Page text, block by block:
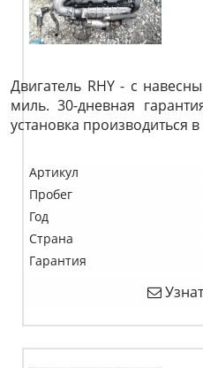
Двигатель RHY - с
миль. 30-дневная
установка производиться
Артикул
Пробег
Год
Страна
Гарантия